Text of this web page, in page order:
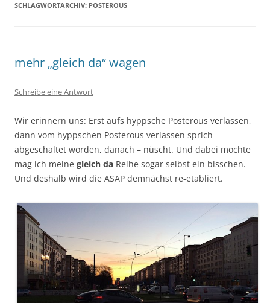
SCHLAGWORTARCHIV: POSTEROUS
mehr „gleich da“ wagen
Schreibe eine Antwort
Wir erinnern uns: Erst aufs hyppsche Posterous verlassen,
dann vom hyppschen Posterous verlassen sprich
abgeschaltet worden, danach – nüscht. Und dabei mochte
mag ich meine gleich da Reihe sogar selbst ein bisschen.
Und deshalb wird die ASAP demnächst re-etabliert.